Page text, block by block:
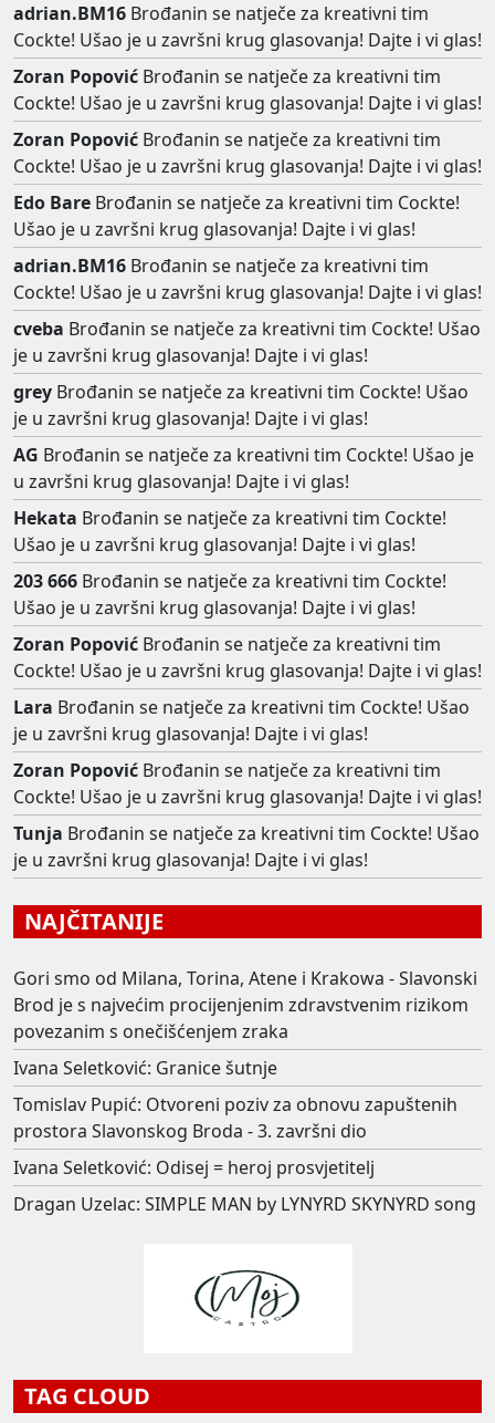
adrian.BM16 Brođanin se natječe za kreativni tim
Cockte! Ušao je u završni krug glasovanja! Dajte i vi glas!
Zoran Popović Brođanin se natječe za kreativni tim
Cockte! Ušao je u završni krug glasovanja! Dajte i vi glas!
Zoran Popović Brođanin se natječe za kreativni tim
Cockte! Ušao je u završni krug glasovanja! Dajte i vi glas!
Edo Bare Brođanin se natječe za kreativni tim Cockte!
Ušao je u završni krug glasovanja! Dajte i vi glas!
adrian.BM16 Brođanin se natječe za kreativni tim
Cockte! Ušao je u završni krug glasovanja! Dajte i vi glas!
cveba Brođanin se natječe za kreativni tim Cockte! Ušao
je u završni krug glasovanja! Dajte i vi glas!
grey Brođanin se natječe za kreativni tim Cockte! Ušao
je u završni krug glasovanja! Dajte i vi glas!
AG Brođanin se natječe za kreativni tim Cockte! Ušao je
u završni krug glasovanja! Dajte i vi glas!
Hekata Brođanin se natječe za kreativni tim Cockte!
Ušao je u završni krug glasovanja! Dajte i vi glas!
203 666 Brođanin se natječe za kreativni tim Cockte!
Ušao je u završni krug glasovanja! Dajte i vi glas!
Zoran Popović Brođanin se natječe za kreativni tim
Cockte! Ušao je u završni krug glasovanja! Dajte i vi glas!
Lara Brođanin se natječe za kreativni tim Cockte! Ušao
je u završni krug glasovanja! Dajte i vi glas!
Zoran Popović Brođanin se natječe za kreativni tim
Cockte! Ušao je u završni krug glasovanja! Dajte i vi glas!
Tunja Brođanin se natječe za kreativni tim Cockte! Ušao
je u završni krug glasovanja! Dajte i vi glas!
NAJČITANIJE
Gori smo od Milana, Torina, Atene i Krakowa - Slavonski
Brod je s najvećim procijenjenim zdravstvenim rizikom
povezanim s onečišćenjem zraka
Ivana Seletković: Granice šutnje
Tomislav Pupić: Otvoreni poziv za obnovu zapuštenih
prostora Slavonskog Broda - 3. završni dio
Ivana Seletković: Odisej = heroj prosvjetitelj
Dragan Uzelac: SIMPLE MAN by LYNYRD SKYNYRD song
TAG CLOUD